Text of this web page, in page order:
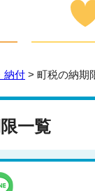
納付 > 町税の納期
一覧